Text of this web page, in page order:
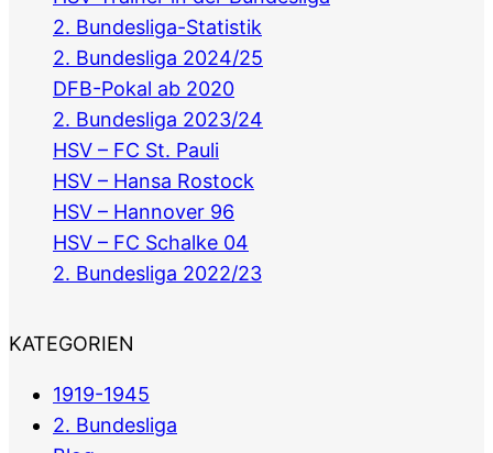
2. Bundesliga-Statistik
2. Bundesliga 2024/25
DFB-Pokal ab 2020
2. Bundesliga 2023/24
HSV – FC St. Pauli
HSV – Hansa Rostock
HSV – Hannover 96
HSV – FC Schalke 04
2. Bundesliga 2022/23
KATEGORIEN
1919-1945
2. Bundesliga